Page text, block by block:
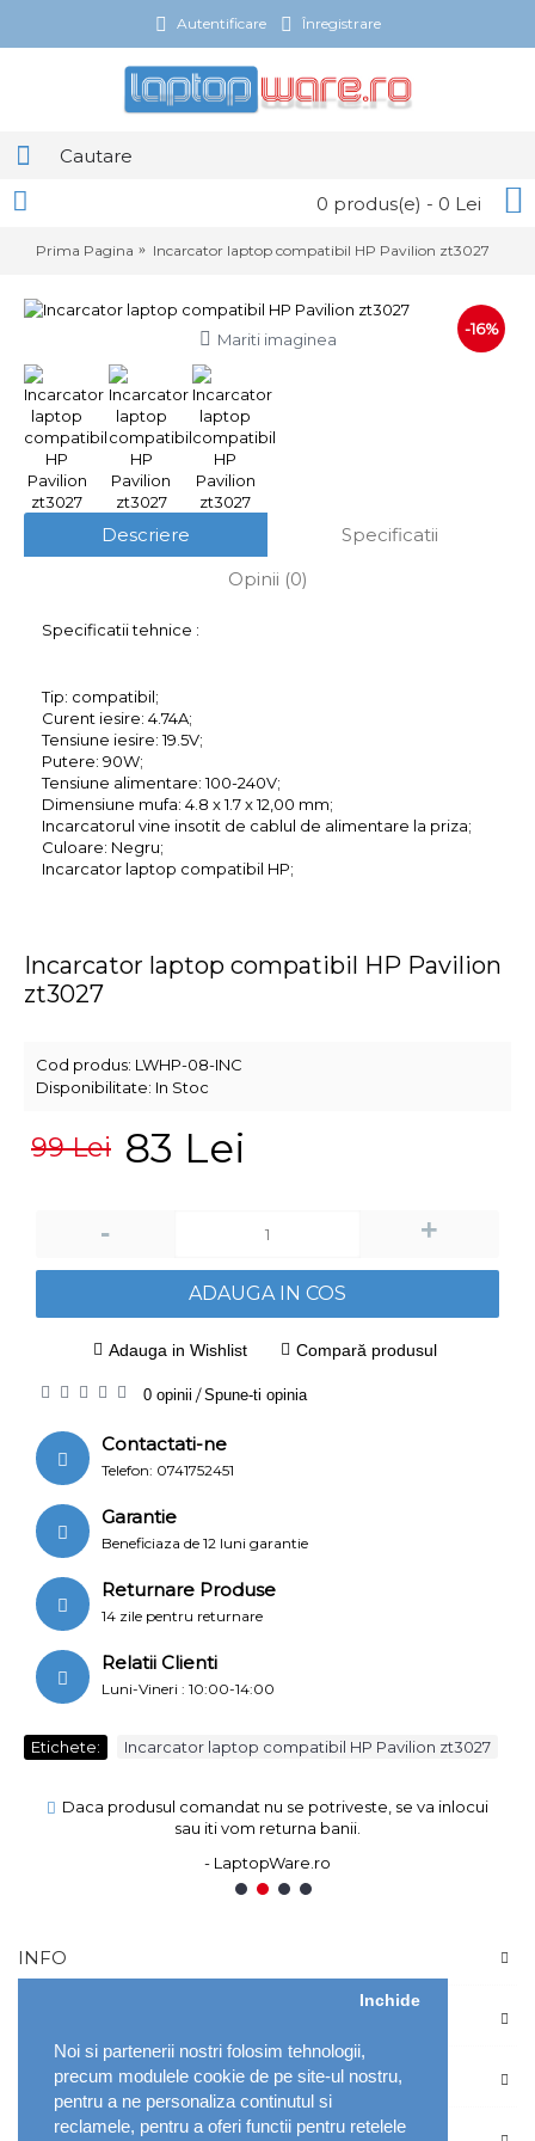
Noi si partenerii nostri folosim tehnologii,
precum modulele cookie de pe site-ul nostru,
pentru a ne personaliza continutul si
reclamele, pentru a oferi functii pentru retelele
Inchide
Autentificare Înregistrare
0 produs(e) - 0 Lei
Prima Pagina Incarcator laptop compatibil HP Pavilion zt3027
-16%
Mariti imaginea
Descriere
Specificatii
Opinii (0)
Specificatii tehnice :
Tip: compatibil;
Curent iesire: 4.74A;
Tensiune iesire: 19.5V;
Putere: 90W;
Tensiune alimentare: 100-240V;
Dimensiune mufa: 4.8 x 1.7 x 12,00 mm;
Incarcatorul vine insotit de cablul de alimentare la priza;
Culoare: Negru;
Incarcator laptop compatibil HP;
Incarcator laptop compatibil HP Pavilion
zt3027
Cod produs: LWHP-08-INC
Disponibilitate: In Stoc
99 Lei 83 Lei
- +
ADAUGA IN COS
Adauga in Wishlist Compară produsul
0 opinii /Spune-ti opinia
Contactati-ne
Telefon: 0741752451
Garantie
Beneficiaza de 12 luni garantie
Returnare Produse
14 zile pentru returnare
Relatii Clienti
Luni-Vineri : 10:00-14:00
Etichete: Incarcator laptop compatibil HP Pavilion zt3027
Daca produsul comandat nu se potriveste, se va inlocui
sau iti vom returna banii.
- LaptopWare.ro
1
2 3 4
INFO
DETALII